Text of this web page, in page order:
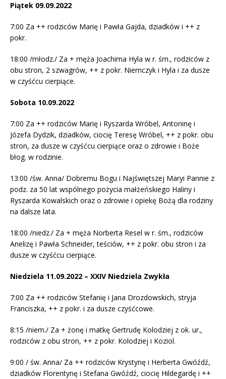
Piątek 09.09.2022
7:00 Za ++ rodziców Marię i Pawła Gajda, dziadków i ++ z
pokr.
18:00 /młodz./ Za + męża Joachima Hyla w r. śm., rodziców z
obu stron, 2 szwagrów, ++ z pokr. Niemczyk i Hyla i za dusze
w czyśćcu cierpiące.
Sobota 10.09.2022
7:00 Za ++ rodziców Marię i Ryszarda Wróbel, Antoninę i
Józefa Dydzik, dziadków, ciocię Teresę Wróbel, ++ z pokr. obu
stron, za dusze w czyśćcu cierpiące oraz o zdrowie i Boże
błog. w rodzinie.
13:00 /św. Anna/ Dobremu Bogu i Najświętszej Maryi Pannie z
podz. za 50 lat wspólnego pożycia małżeńskiego Haliny i
Ryszarda Kowalskich oraz o zdrowie i opiekę Bożą dla rodziny
na dalsze lata.
18:00 /niedz./ Za + męża Norberta Resel w r. śm., rodziców
Anelizę i Pawła Schneider, teściów, ++ z pokr. obu stron i za
dusze w czyśćcu cierpiące.
Niedziela 11.09.2022 – XXIV Niedziela Zwykła
7:00 Za ++ rodziców Stefanię i Jana Drozdowskich, stryja
Franciszka, ++ z pokr. i za dusze czyśćcowe.
8:15 /niem./ Za + żonę i matkę Gertrudę Kolodziej z ok. ur.,
rodziców z obu stron, ++ z pokr. Kolodziej i Koziol.
9:00 / św. Anna/ Za ++ rodziców Krystynę i Herberta Gwóźdź,
dziadków Florentynę i Stefana Gwóźdź, ciocię Hildegardę i ++